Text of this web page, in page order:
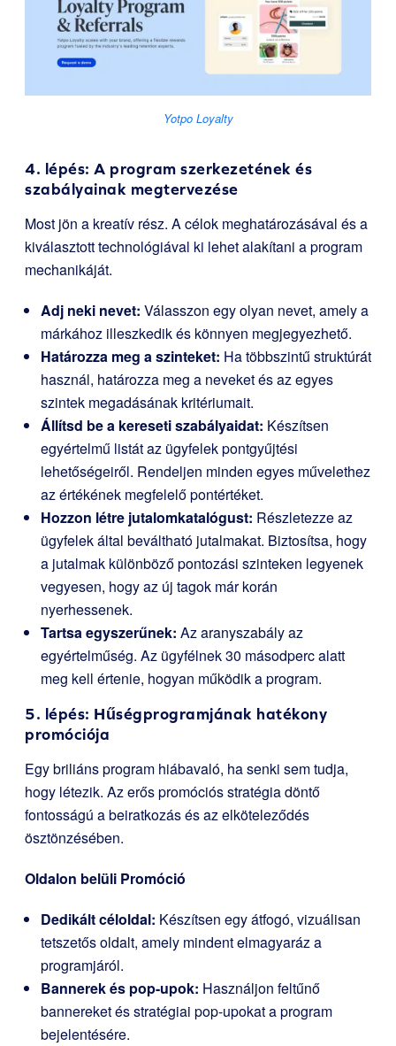
Yotpo Loyalty
4. lépés: A program szerkezetének és
szabályainak megtervezése
Most jön a kreatív rész. A célok meghatározásával és a
kiválasztott technológiával ki lehet alakítani a program
mechanikáját.
Adj neki nevet: Válasszon egy olyan nevet, amely a
márkához illeszkedik és könnyen megjegyezhető.
Határozza meg a szinteket: Ha többszintű struktúrát
használ, határozza meg a neveket és az egyes
szintek megadásának kritériumait.
Állítsd be a kereseti szabályaidat: Készítsen
egyértelmű listát az ügyfelek pontgyűjtési
lehetőségeiről. Rendeljen minden egyes művelethez
az értékének megfelelő pontértéket.
Hozzon létre jutalomkatalógust: Részletezze az
ügyfelek által beváltható jutalmakat. Biztosítsa, hogy
a jutalmak különböző pontozási szinteken legyenek
vegyesen, hogy az új tagok már korán
nyerhessenek.
Tartsa egyszerűnek: Az aranyszabály az
egyértelműség. Az ügyfélnek 30 másodperc alatt
meg kell értenie, hogyan működik a program.
5. lépés: Hűségprogramjának hatékony
promóciója
Egy briliáns program hiábavaló, ha senki sem tudja,
hogy létezik. Az erős promóciós stratégia döntő
fontosságú a beiratkozás és az elköteleződés
ösztönzésében.
Oldalon belüli Promóció
Dedikált céloldal: Készítsen egy átfogó, vizuálisan
tetszetős oldalt, amely mindent elmagyaráz a
programjáról.
Bannerek és pop-upok: Használjon feltűnő
bannereket és stratégiai pop-upokat a program
bejelentésére.